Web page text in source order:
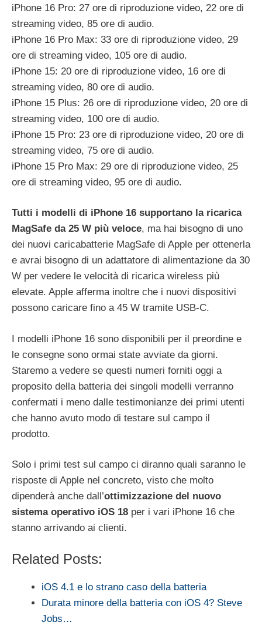
iPhone 16 Pro: 27 ore di riproduzione video, 22 ore di
streaming video, 85 ore di audio.
iPhone 16 Pro Max: 33 ore di riproduzione video, 29
ore di streaming video, 105 ore di audio.
iPhone 15: 20 ore di riproduzione video, 16 ore di
streaming video, 80 ore di audio.
iPhone 15 Plus: 26 ore di riproduzione video, 20 ore di
streaming video, 100 ore di audio.
iPhone 15 Pro: 23 ore di riproduzione video, 20 ore di
streaming video, 75 ore di audio.
iPhone 15 Pro Max: 29 ore di riproduzione video, 25
ore di streaming video, 95 ore di audio.
Tutti i modelli di ‌iPhone 16‌ supportano la ricarica
MagSafe da 25 W più veloce, ma hai bisogno di uno
dei nuovi caricabatterie ‌MagSafe‌ di Apple per ottenerla
e avrai bisogno di un adattatore di alimentazione da 30
W per vedere le velocità di ricarica wireless più
elevate. Apple afferma inoltre che i nuovi dispositivi
possono caricare fino a 45 W tramite USB-C.
I modelli ‌iPhone 16‌ sono disponibili per il preordine e
le consegne sono ormai state avviate da giorni.
Staremo a vedere se questi numeri forniti oggi a
proposito della batteria dei singoli modelli verranno
confermati i meno dalle testimonianze dei primi utenti
che hanno avuto modo di testare sul campo il
prodotto.
Solo i primi test sul campo ci diranno quali saranno le
risposte di Apple nel concreto, visto che molto
dipenderà anche dall’ottimizzazione del nuovo
sistema operativo iOS 18 per i vari iPhone 16 che
stanno arrivando ai clienti.
Related Posts:
iOS 4.1 e lo strano caso della batteria
Durata minore della batteria con iOS 4? Steve
Jobs…